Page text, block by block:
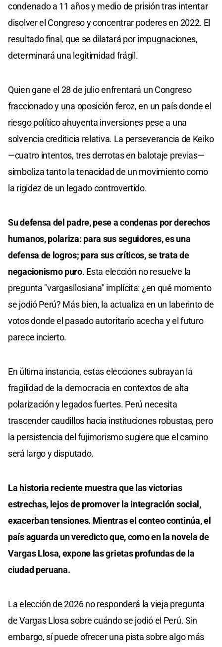
condenado a 11 años y medio de prisión tras intentar
disolver el Congreso y concentrar poderes en 2022. El
resultado final, que se dilatará por impugnaciones,
determinará una legitimidad frágil.
Quien gane el 28 de julio enfrentará un Congreso
fraccionado y una oposición feroz, en un país donde el
riesgo político ahuyenta inversiones pese a una
solvencia crediticia relativa. La perseverancia de Keiko
—cuatro intentos, tres derrotas en balotaje previas—
simboliza tanto la tenacidad de un movimiento como
la rigidez de un legado controvertido.
Su defensa del padre, pese a condenas por derechos
humanos, polariza: para sus seguidores, es una
defensa de logros; para sus críticos, se trata de
negacionismo puro. Esta elección no resuelve la
pregunta "vargasllosiana" implícita: ¿en qué momento
se jodió Perú? Más bien, la actualiza en un laberinto de
votos donde el pasado autoritario acecha y el futuro
parece incierto.
En última instancia, estas elecciones subrayan la
fragilidad de la democracia en contextos de alta
polarización y legados fuertes. Perú necesita
trascender caudillos hacia instituciones robustas, pero
la persistencia del fujimorismo sugiere que el camino
será largo y disputado.
La historia reciente muestra que las victorias
estrechas, lejos de promover la integración social,
exacerban tensiones. Mientras el conteo continúa, el
país aguarda un veredicto que, como en la novela de
Vargas Llosa, expone las grietas profundas de la
ciudad peruana.
La elección de 2026 no responderá la vieja pregunta
de Vargas Llosa sobre cuándo se jodió el Perú. Sin
embargo, sí puede ofrecer una pista sobre algo más